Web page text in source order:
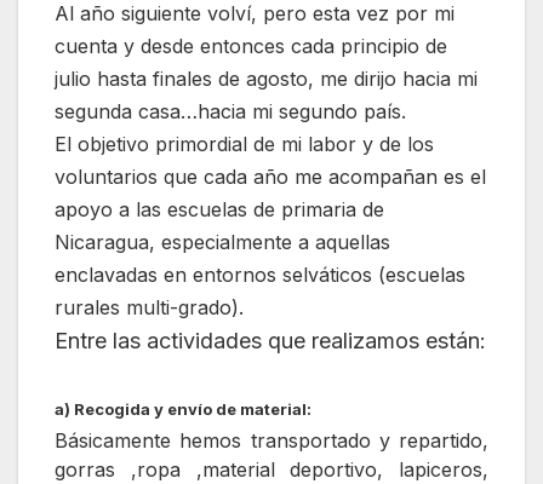
Al año siguiente volví, pero esta vez por mi
cuenta y desde entonces cada principio de
julio hasta finales de agosto, me dirijo hacia mi
segunda casa…hacia mi segundo país.
El objetivo primordial de mi labor y de los
voluntarios que cada año me acompañan es el
apoyo a las escuelas de primaria de
Nicaragua, especialmente a aquellas
enclavadas en entornos selváticos (escuelas
rurales multi-grado).
Entre las actividades que realizamos están:
a) Recogida y envío de material:
Básicamente hemos transportado y repartido,
gorras ,ropa ,material deportivo, lapiceros,